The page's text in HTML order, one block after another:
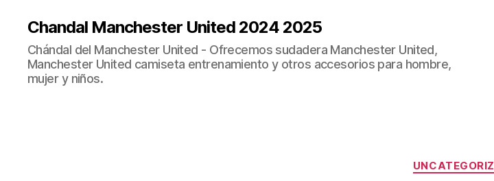
Chandal Manchester United 2024 2025
Chándal del Manchester United - Ofrecemos sudadera Manchester United,
Manchester United camiseta entrenamiento y otros accesorios para hombre,
mujer y niños.